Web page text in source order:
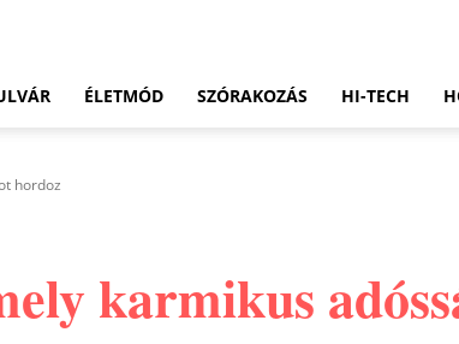
ÉLETMÓD SZÓRAKOZÁS HI-TECH
hordoz
karmikus